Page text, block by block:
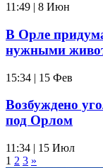
11:49 | 8 Июн
В Орле
нужными
15:34 | 15 Фев
Возбуждено
под Орлом
11:34 | 15 Июл
1 2 3 »